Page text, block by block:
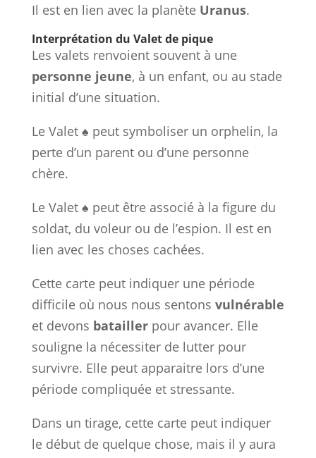
Il est en lien avec la planète Uranus.
Interprétation du Valet de pique
Les valets renvoient souvent à une
personne jeune, à un enfant, ou au stade
initial d’une situation.
Le Valet ♠ peut symboliser un orphelin, la
perte d’un parent ou d’une personne
chère.
Le Valet ♠ peut être associé à la figure du
soldat, du voleur ou de l’espion. Il est en
lien avec les choses cachées.
Cette carte peut indiquer une période
difficile où nous nous sentons vulnérable
et devons bataillerpour avancer. Elle
souligne la nécessiter de lutter pour
survivre. Elle peut apparaitre lors d’une
période compliquée et stressante.
Dans un tirage, cette carte peut indiquer
le début de quelque chose, mais il y aura